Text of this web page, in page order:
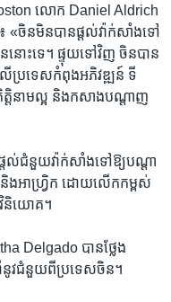
លោក Daniel Aldrich
«ចិន​មិន​បាន​ផ្តល់​វ៉ាក់សាំង​ទៅ​
នោះទេ។ ផ្ទុយ​ទៅ​វិញ ចិន​បាន​
ើ​ប្រទេស​កំពុង​អភិវឌ្ឍន៍ ទី
ត្តិនាម​ល្អ និង​កសាង​បណ្តាញ​
ផ្តល់​ជំនួយ​វ៉ាក់សាំង​ទៅ​ឱ្យបណ្តា
ង​អាហ្វ្រិក ដោយ​លើក​កម្ពស់​
វិនិយោគ។
Delgado បាន​ថ្លែង​
នូវ​ជំនួយ​ពី​ប្រទេស​ចិន។